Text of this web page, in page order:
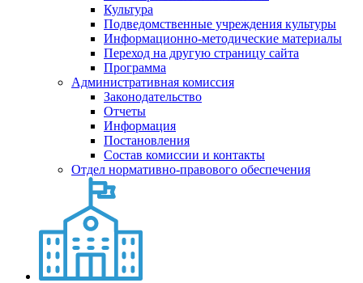
Культура
Подведомственные учреждения культуры
Информационно-методические материалы
Переход на другую страницу сайта
Программа
Административная комиссия
Законодательство
Отчеты
Информация
Постановления
Состав комиссии и контакты
Отдел нормативно-правового обеспечения